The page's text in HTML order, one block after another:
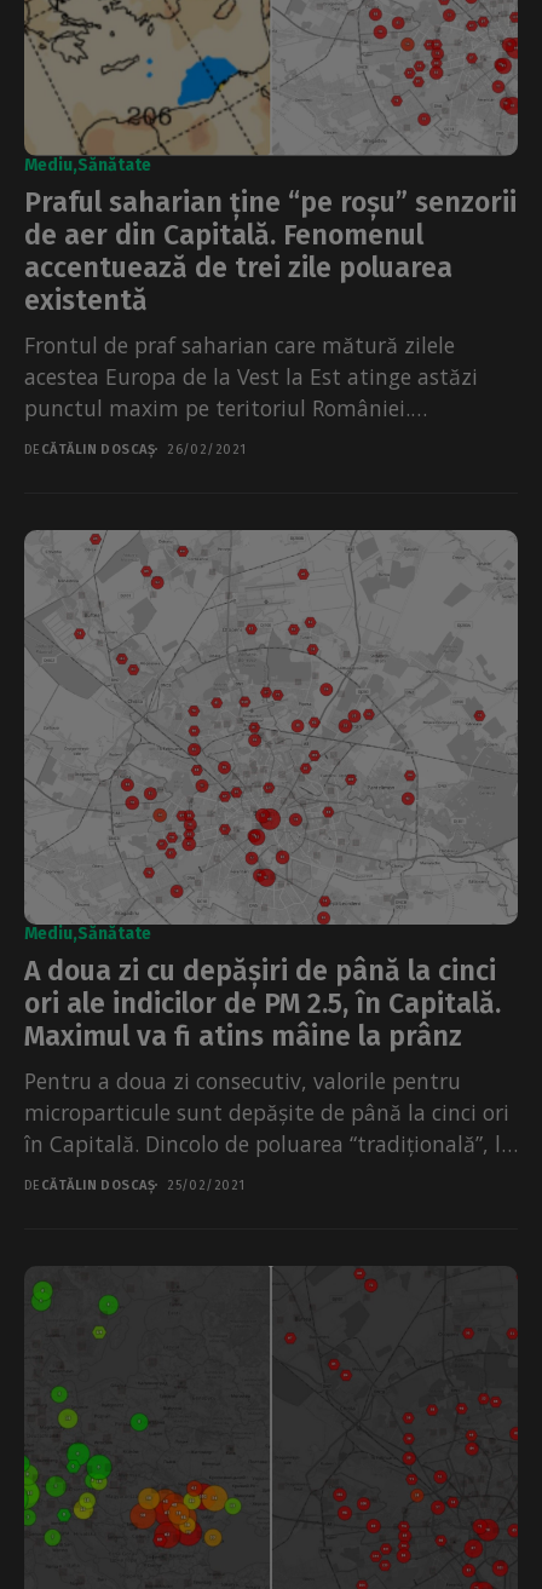
Mediu Sănătate
Praful saharian ține “pe roșu” senzorii
de aer din Capitală. Fenomenul
accentuează de trei zile poluarea
existentă
Frontul de praf saharian care mătură zilele
acestea Europa de la Vest la Est atinge astăzi
punctul maxim pe teritoriul României.
Cantitatea de...
DE CĂTĂLIN DOSCAȘ 26/02/2021
Mediu Sănătate
A doua zi cu depășiri de până la cinci
ori ale indicilor de PM 2.5, în Capitală.
Maximul va fi atins mâine la prânz
Pentru a doua zi consecutiv, valorile pentru
microparticule sunt depășite de până la cinci ori
în Capitală. Dincolo de poluarea “tradițională”, la
acest...
DE CĂTĂLIN DOSCAȘ 25/02/2021